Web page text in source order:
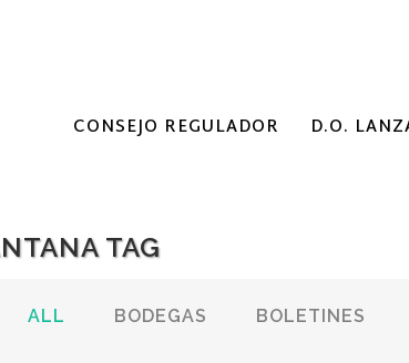
CONSEJO REGULADOR D.O.
TAG
ALL BODEGAS BOLETINES